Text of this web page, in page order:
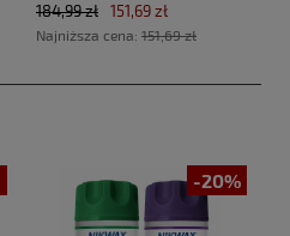
184,99 zł 151,69 zł
Najniższa cena: 151,69 zł
-20%